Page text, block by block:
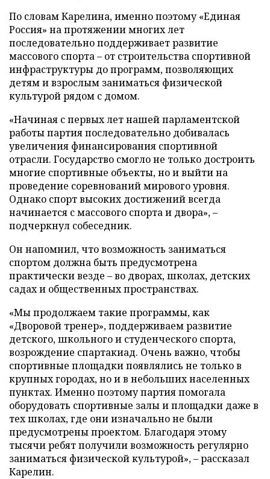
По словам Карелина, именно поэтому «Единая
Россия» на протяжении многих лет
последовательно поддерживает развитие
массового спорта – от строительства спортивной
инфраструктуры до программ, позволяющих
детям и взрослым заниматься физической
культурой рядом с домом.
«Начиная с первых лет нашей парламентской
работы партия последовательно добивалась
увеличения финансирования спортивной
отрасли. Государство смогло не только достроить
многие спортивные объекты, но и выйти на
проведение соревнований мирового уровня.
Однако спорт высоких достижений всегда
начинается с массового спорта и двора», –
подчеркнул собеседник.
Он напомнил, что возможность заниматься
спортом должна быть предусмотрена
практически везде – во дворах, школах, детских
садах и общественных пространствах.
«Мы продолжаем такие программы, как
«Дворовой тренер», поддерживаем развитие
детского, школьного и студенческого спорта,
возрождение спартакиад. Очень важно, чтобы
спортивные площадки появлялись не только в
крупных городах, но и в небольших населенных
пунктах. Именно поэтому партия помогала
оборудовать спортивные залы и площадки даже в
тех школах, где они изначально не были
предусмотрены проектом. Благодаря этому
тысячи ребят получили возможность регулярно
заниматься физической культурой», – рассказал
Карелин.